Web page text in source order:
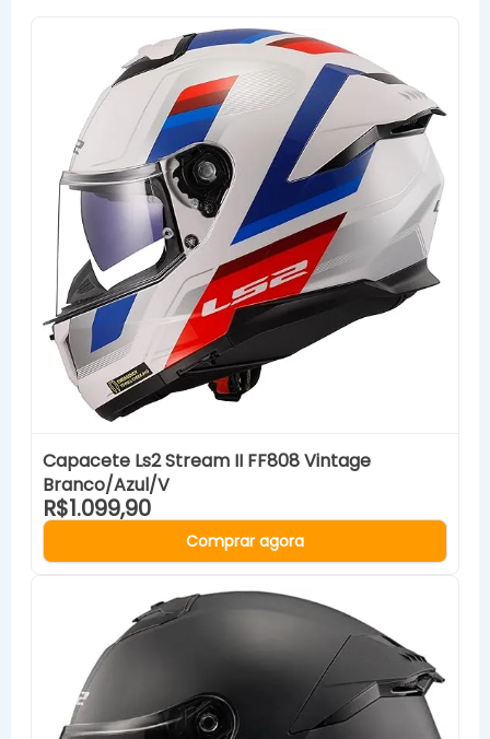
Capacete Ls2 Stream II FF808 Vintage
Branco/Azul/V
R$1.099,90
Comprar agora